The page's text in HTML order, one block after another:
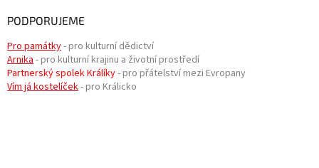
PODPORUJEME
Pro památky- pro kulturní dědictví
Arnika- pro kulturní krajinu a životní prostředí
Partnerský spolek Králíky- pro přátelství mezi Evropany
Vím já kostelíček- pro Králicko